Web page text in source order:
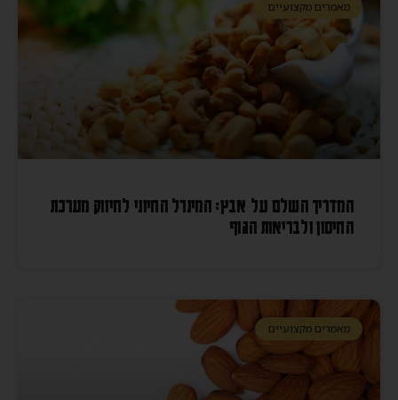
מאמרים מקצועיים
המדריך השלם על אבץ: המינרל החיוני לחיזוק מערכת
החיסון ולבריאות הגוף
מאמרים מקצועיים